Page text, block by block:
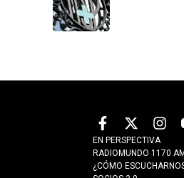
EN PERSPECTIVA
RADIOMUNDO 1170 AM
¿CÓMO